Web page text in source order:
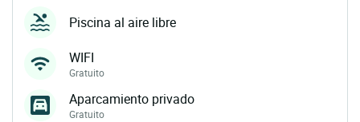
Piscina al aire libre
WIFI
Gratuito
Aparcamiento privado
Gratuito